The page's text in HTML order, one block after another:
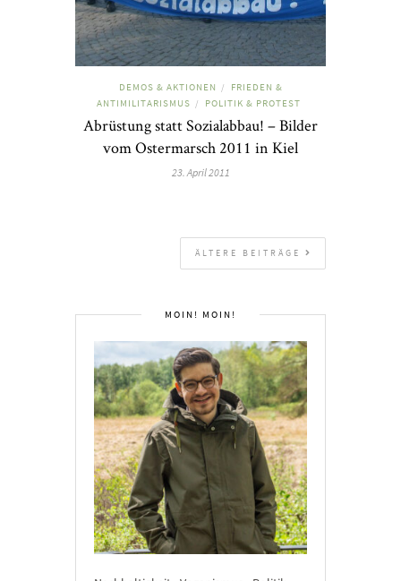
DEMOS & AKTIONEN /
FRIEDEN &
ANTIMILITARISMUS / POLITIK & PROTEST
Abrüstung statt Sozialabbau! – Bilder
vom Ostermarsch 2011 in Kiel
23. April 2011
ÄLTERE BEITRÄGE
MOIN! MOIN!